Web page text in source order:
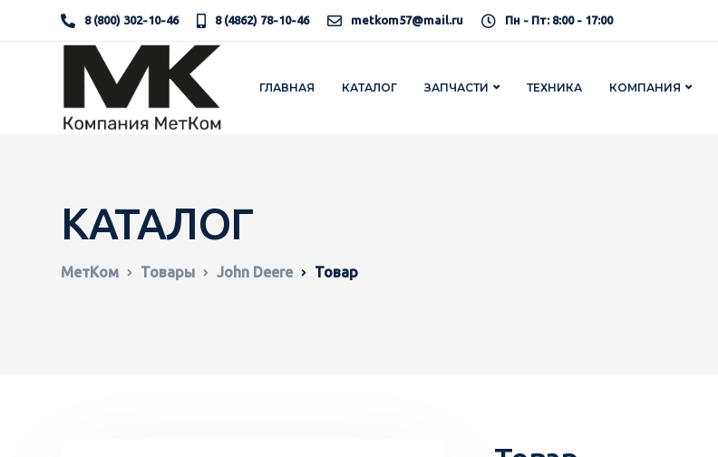
8 (800) 302-10-46 8 (4862) 78-10-46 metkom57@mail.ru Пн - Пт: 8:00 - 17:00
ГЛАВНАЯ КАТАЛОГ ЗАПЧАСТИ ТЕХНИКА КОМПАНИЯ
КАТАЛОГ
МетКом Товары John Deere Товар